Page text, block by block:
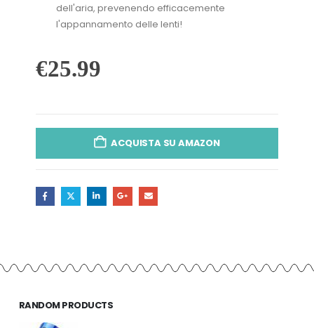
dell'aria, prevenendo efficacemente
l'appannamento delle lenti!
€25.99
ACQUISTA SU AMAZON
RANDOM PRODUCTS